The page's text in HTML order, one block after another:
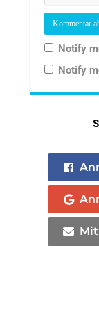
Notify
Notify